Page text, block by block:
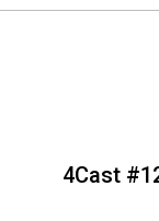
4Cast